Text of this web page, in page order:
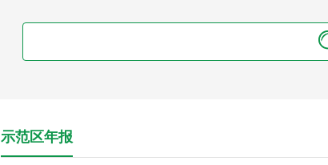
示范区年报